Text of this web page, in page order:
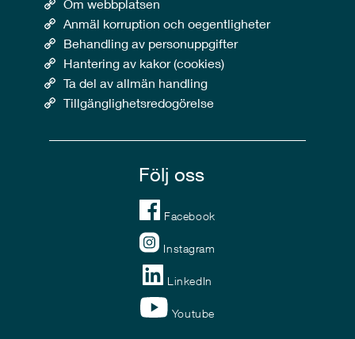
Om webbplatsen
Anmäl korruption och oegentligheter
Behandling av personuppgifter
Hantering av kakor (cookies)
Ta del av allmän handling
Tillgänglighetsredogörelse
Följ oss
Facebook
Instagram
LinkedIn
Youtube